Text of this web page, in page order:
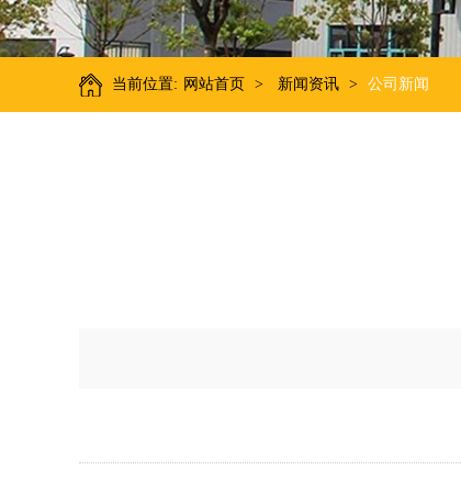
当前位置: 网站首页 > 新闻资讯 > 公司新闻